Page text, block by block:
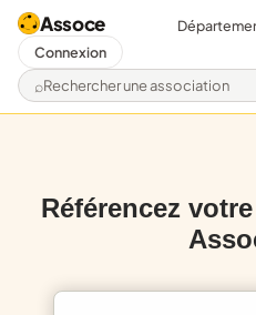
Assoce
Rechercher une
Connexion
Référencez